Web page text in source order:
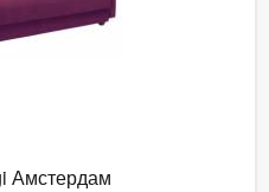
Амстердам